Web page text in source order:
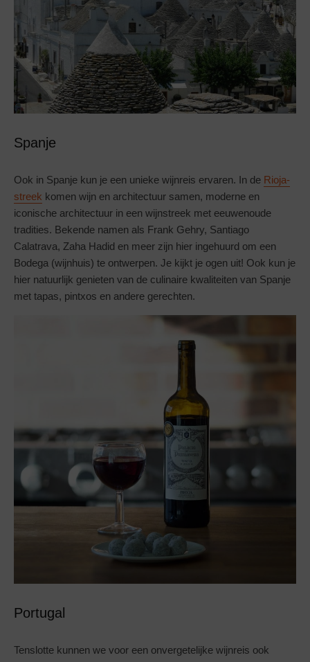
Spanje
Ook in Spanje kun je een unieke wijnreis ervaren. In de Rioja-
streek komen wijn en architectuur samen, moderne en
iconische architectuur in een wijnstreek met eeuwenoude
tradities. Bekende namen als Frank Gehry, Santiago
Calatrava, Zaha Hadid en meer zijn hier ingehuurd om een
Bodega (wijnhuis) te ontwerpen. Je kijkt je ogen uit! Ook kun je
hier natuurlijk genieten van de culinaire kwaliteiten van Spanje
met tapas, pintxos en andere gerechten.
Portugal
Tenslotte kunnen we voor een onvergetelijke wijnreis ook